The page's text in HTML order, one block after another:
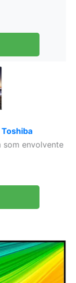
som envolvente